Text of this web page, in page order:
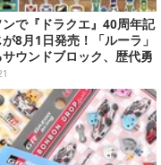
ンで『ドラクエ』40周年記
8月1日発売！「ルーラ」
ウンドブロック、歴代勇
イムのフィギュアなど、
を振り返る景品盛りだく